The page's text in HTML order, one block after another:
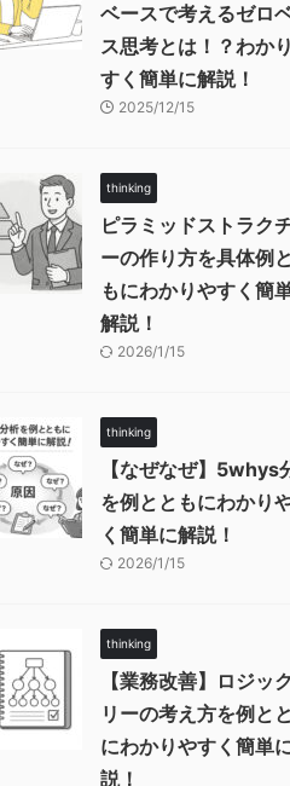
ベースで考えるゼロ
ス思考とは！？わか
すく簡単に解説！
2025/12/15
thinking
ピラミッドストラク
ーの作り方を具体例
もにわかりやすく簡
解説！
2026/1/15
thinking
【なぜなぜ】5whys
を例とともにわかり
く簡単に解説！
2026/1/15
thinking
【業務改善】ロジッ
リーの考え方を例と
にわかりやすく簡単
説！